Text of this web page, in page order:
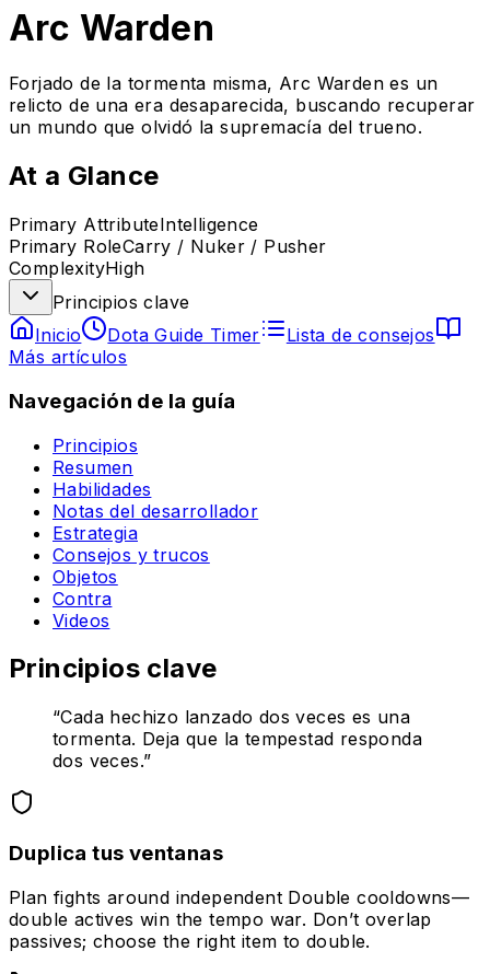
Arc Warden
Forjado de la tormenta misma, Arc Warden es un
relicto de una era desaparecida, buscando recuperar
un mundo que olvidó la supremacía del trueno.
At a Glance
Primary AttributeIntelligence
Primary RoleCarry / Nuker / Pusher
ComplexityHigh
Principios clave
Inicio
Dota Guide Timer
Lista de consejos
Más artículos
Navegación de la guía
Principios
Resumen
Habilidades
Notas del desarrollador
Estrategia
Consejos y trucos
Objetos
Contra
Videos
Principios clave
“Cada hechizo lanzado dos veces es una
tormenta. Deja que la tempestad responda
dos veces.”
Duplica tus ventanas
Plan fights around independent Double cooldowns—
double actives win the tempo war. Don’t overlap
passives; choose the right item to double.